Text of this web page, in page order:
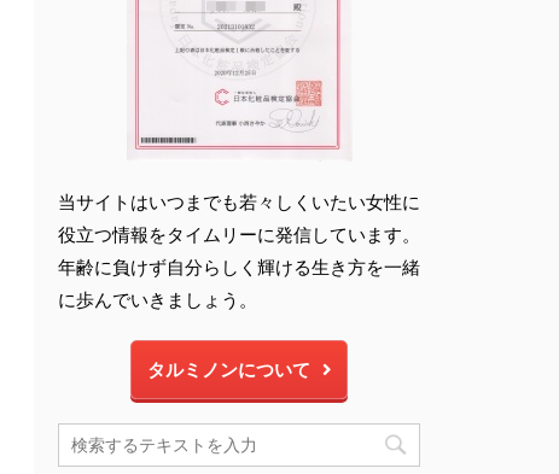
当サイトはいつまでも若々しくいたい女性に
役立つ情報をタイムリーに発信しています。
年齢に負けず自分らしく輝ける生き方を一緒
に歩んでいきましょう。
タルミノンについて